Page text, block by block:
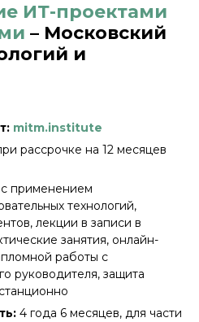
ИТ-проектами
– Московский
и
mitm.institute
рассрочке на 12 месяцев
применением
технологий,
лекции в записи в
занятия, онлайн-
работы с
руководителя, защита
4 года 6 месяцев, для части